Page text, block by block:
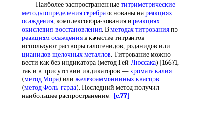
Наиболее распространенныетитриметрические
методы определения серебраоснованы нареакциях
осаждения, комплексообра-зования и реакциях
окисления-восстановления. Вметодах титрованияпо
реакциям осажденияв качестве титрантов
используют растворы галогенидов, роданидов или
цианидов щелочных металлов. Титрование можно
вести как без индикатора (метод Гей-Люссака) [16671,
так и в присутствии индикаторов —хромата калия
(метод Мора) или железоаммонийных квасцов
(метод Фоль-гарда). Последний метод получил
наибольшее распространение.
[c.77]